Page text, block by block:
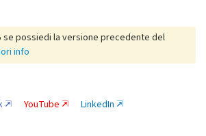
se possiedi la versione precedente del
info
YouTube LinkedIn